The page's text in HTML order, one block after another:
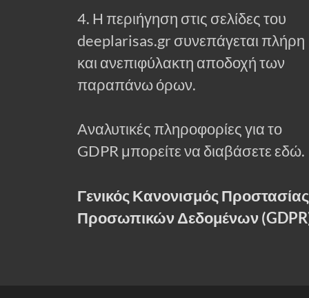
4. Η περιήγηση στις σελίδες του
deeplarisas.gr συνεπάγεται πλήρη
και ανεπιφύλακτη αποδοχή των
παραπάνω όρων.
Αναλυτικές πληροφορίες για το
GDPR μπορείτε να διαβάσετε εδώ.
Γενικός Κανονισμός Προστασίας
Προσωπικών Δεδομένων